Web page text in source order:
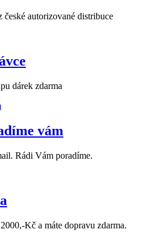
autorizované distribuce
dárek zdarma
vám
Rádi Vám poradíme.
Kč a máte dopravu zdarma.